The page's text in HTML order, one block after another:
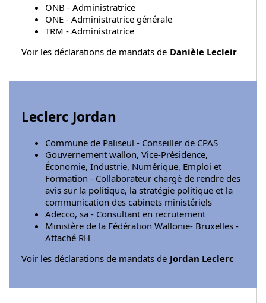
ONB - Administratrice
ONE - Administratrice générale
TRM - Administratrice
Voir les déclarations de mandats de Danièle Lecleir
Leclerc Jordan
Commune de Paliseul - Conseiller de CPAS
Gouvernement wallon, Vice-Présidence,
Économie, Industrie, Numérique, Emploi et
Formation - Collaborateur chargé de rendre des
avis sur la politique, la stratégie politique et la
communication des cabinets ministériels
Adecco, sa - Consultant en recrutement
Ministère de la Fédération Wallonie- Bruxelles -
Attaché RH
Voir les déclarations de mandats de Jordan Leclerc